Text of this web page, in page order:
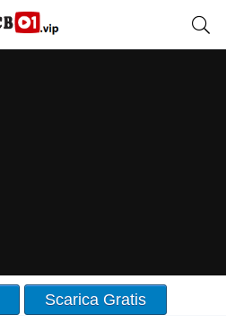
Scarica Gratis